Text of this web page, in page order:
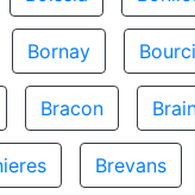
Bornay
Bracon
Brevans